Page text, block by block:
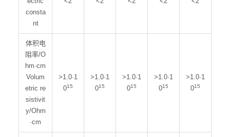
consta
nt
体积电
阻率/O
hm·cm
Volum
etric re
sistivit
y/Ohm
·cm
>1.0·1
015
>1.0·1
015
>1.0·1
015
>1.0·1
015
>1.0·1
015